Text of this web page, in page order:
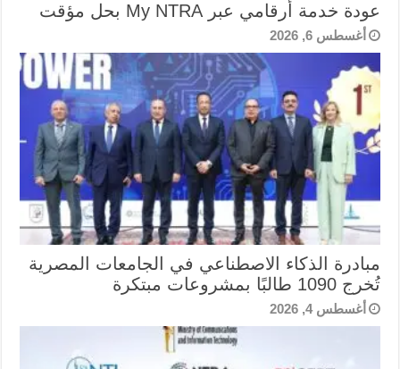
عودة خدمة أرقامي عبر My NTRA بحل مؤقت
أغسطس 6, 2026
مبادرة الذكاء الاصطناعي في الجامعات المصرية
تُخرج 1090 طالبًا بمشروعات مبتكرة
أغسطس 4, 2026